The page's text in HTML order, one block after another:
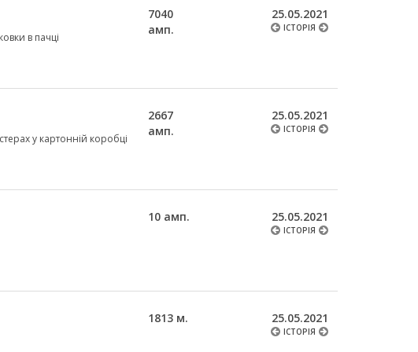
в пачці
7040
амп.
25.05.2021
ІСТОРІЯ
у картонній коробці
2667
амп.
25.05.2021
ІСТОРІЯ
10 амп. 25.05.2021
ІСТОРІЯ
1813 м. 25.05.2021
ІСТОРІЯ